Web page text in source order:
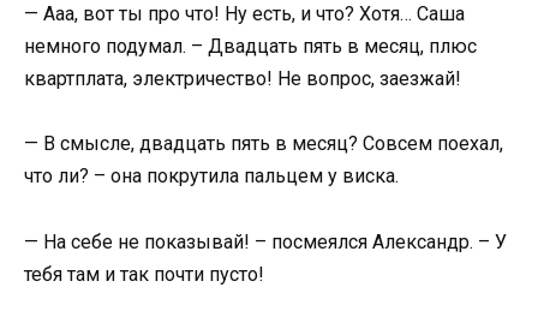
— Ааа, вот ты про что! Ну есть, и что? Хотя… Саша
немного подумал. – Двадцать пять в месяц, плюс
квартплата, электричество! Не вопрос, заезжай!
— В смысле, двадцать пять в месяц? Совсем поехал,
что ли? – она покрутила пальцем у виска.
— На себе не показывай! – посмеялся Александр. – У
тебя там и так почти пусто!